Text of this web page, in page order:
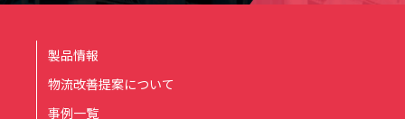
製品情報
物流改善提案について
事例一覧